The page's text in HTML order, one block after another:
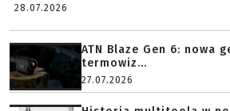
28.07.2026
ATN Blaze Gen 6: nowa
termowiz...
27.07.2026